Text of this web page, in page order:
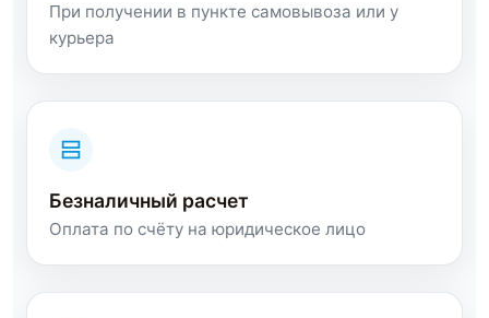
При получении в пункте самовывоза или у
курьера
Безналичный расчет
Оплата по счёту на юридическое лицо